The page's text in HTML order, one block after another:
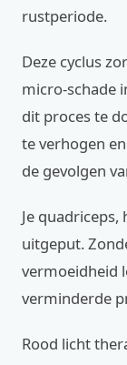
rustperiode.
Deze cyclus
micro-schade
dit proces te
te verhogen
de gevolgen
Je
uitgeput.
vermoeidheid
verminderde
Rood licht